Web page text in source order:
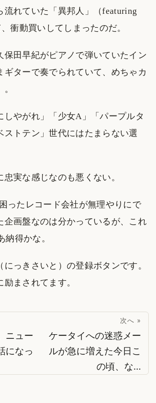
流れていた「異邦人」（featuring
衝動買いしてしまったのだ。
保田早紀がピアノで弾いていたイン
ギターで奏でられていて、めちゃカ
しやがれ」「少女A」「パープルタ
ストテン」世代にはたまらない選
実な感じなのも悪くない。
ったレコード会社が無理やりにで
企画盤なのは分かっているが、これ
納得かな。
にっきさいと）の登録ボタンです。
まされてます。
ニュー
になっ
次へ »
ケータイへの迷惑メー
ルが急に増えた今日こ
の頃、な…